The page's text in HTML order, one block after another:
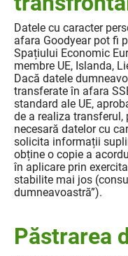
Datele cu caracter
afara Goodyear pot fi
Spațiului Economic
membre UE, Islanda,
Dacă datele
transferate în afara
standard ale UE,
de a realiza
necesară datelor cu
solicita informații
obține o copie a
în aplicare prin
stabilite mai jos
dumneavoastră”).
Păstrarea